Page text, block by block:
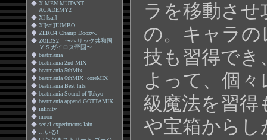
◆ X-MEN MUTANT
ACADEMY2
◆ XI [sai]
◆ XI[sai]JUMBO
◆ ZERO4 Champ Doozy-J
◆ ZOIDS2 〜ヘリック共和国
ＶＳガイロス帝国〜
◆ beatmania
◆ beatmania 2nd MIX
◆ beatmania 5thMix
◆ beatmania 6thMIX+coreMIX
◆ beatmania Best hits
◆ beatmania Sound of Tokyo
◆ beatmania append GOTTAMIX
◆ infinity
◆ moon
◆ serial experiments lain
◆
…いる!
ラを移動さ
の。キャラ
技も習得でき
よって、個
級魔法を習得
や宝箱からし